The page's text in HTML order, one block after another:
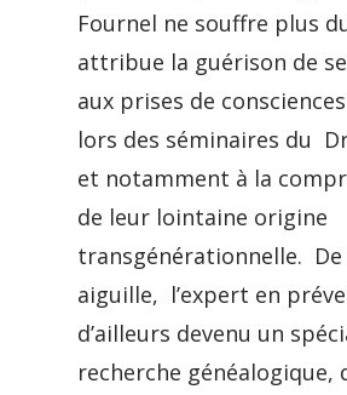
Fournel ne souffre plus
attribue la guérison de
aux prises de
lors des séminaires du
et notamment à la
de leur lointaine origine
transgénérationnelle. De
aiguille, l’expert en
d’ailleurs devenu un
recherche généalogique,